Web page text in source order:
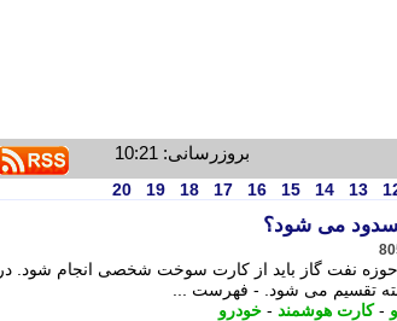
بروزرسانی: 10:21
13
14
15
16
17
18
19
20
می شود؟
درصد سوختگیری در حوزه بنزین و 95 درصد در حوزه نفت گاز باید از کارت سوخت شخصی انجام شود. در
تقسیم می شود. - فهرست ...
-کارت هوشمند - خودرو